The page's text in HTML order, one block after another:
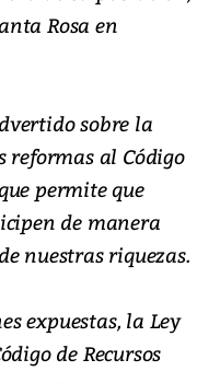
Rosa en
sobre la
al Código
permite que
de manera
nuestras riquezas.
expuestas, la Ley
de Recursos